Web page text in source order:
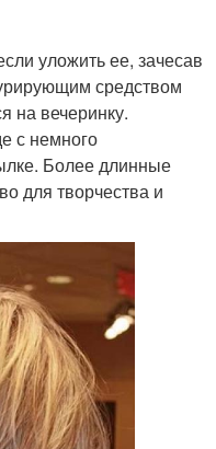
уложить ее, зачесав
средством
на вечеринку.
с немного
Более длинные
для творчества и